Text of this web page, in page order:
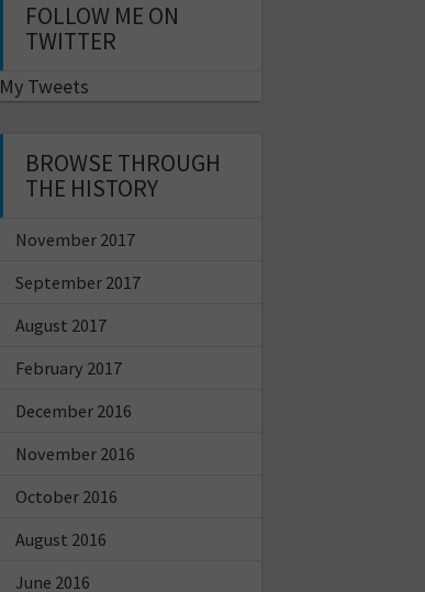
FOLLOW ME ON
TWITTER
My Tweets
BROWSE THROUGH
THE HISTORY
November 2017
September 2017
August 2017
February 2017
December 2016
November 2016
October 2016
August 2016
June 2016